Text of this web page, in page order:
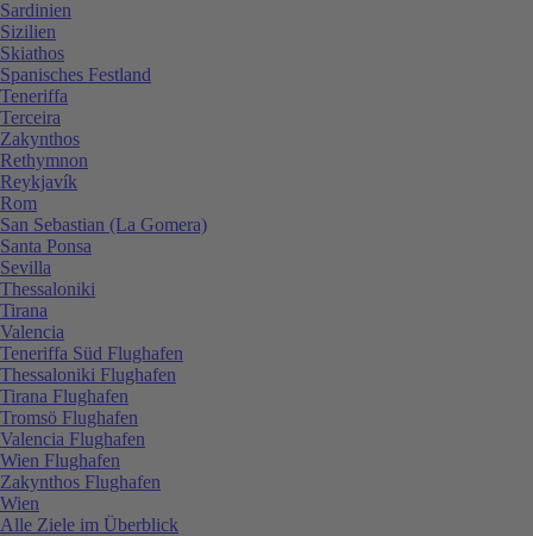
Sardinien
Sizilien
Skiathos
Spanisches Festland
Teneriffa
Terceira
Zakynthos
Rethymnon
Reykjavík
Rom
San Sebastian (La Gomera)
Santa Ponsa
Sevilla
Thessaloniki
Tirana
Valencia
Teneriffa Süd Flughafen
Thessaloniki Flughafen
Tirana Flughafen
Tromsö Flughafen
Valencia Flughafen
Wien Flughafen
Zakynthos Flughafen
Wien
Alle Ziele im Überblick